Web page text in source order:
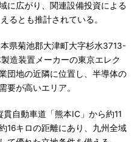
に広がり、関連設備投資による
るとも推計されている。
県菊池郡大津町大字杉水3713-
造装置メーカーの東京エレク
団地の近隣に位置し、半導体の
要が高いエリア。
自動車道「熊本IC」から約11
16キロの距離にあり、九州全域